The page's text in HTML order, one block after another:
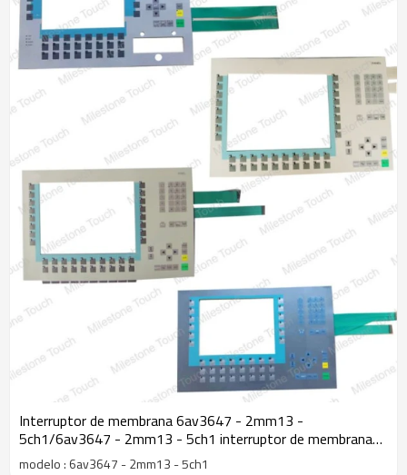
Interruptor de membrana 6av3647 - 2mm13 -
5ch1/6av3647 - 2mm13 - 5ch1 interruptor de membrana
para op47
modelo : 6av3647 - 2mm13 - 5ch1